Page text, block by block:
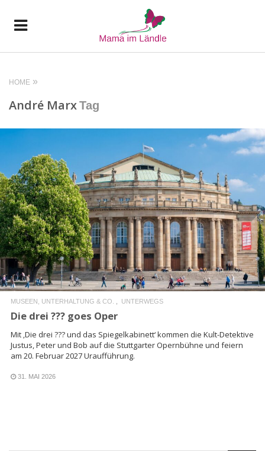
HOME
André MarxTag
READ MORE
MUSEEN, UNTERHALTUNG & CO. UNTERWEGS
Die drei ??? goes Oper
Mit ‚Die drei ??? und das Spiegelkabinett‘ kommen die Kult-Detektive
Justus, Peter und Bob auf die Stuttgarter Opernbühne und feiern
am 20. Februar 2027 Uraufführung.
31. MAI 2026